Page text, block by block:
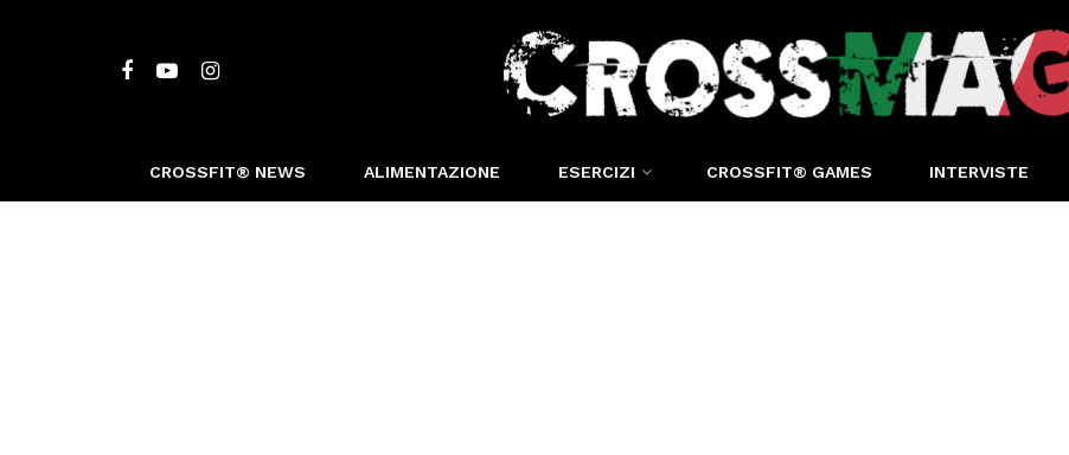
CROSSFIT® NEWS ALIMENTAZIONE ESERCIZI CROSSFIT® GAMES INTERVISTE